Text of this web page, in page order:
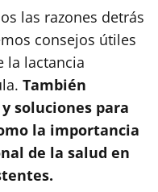
las razones detrás
consejos útiles
la lactancia
También
soluciones para
la importancia
de la salud en